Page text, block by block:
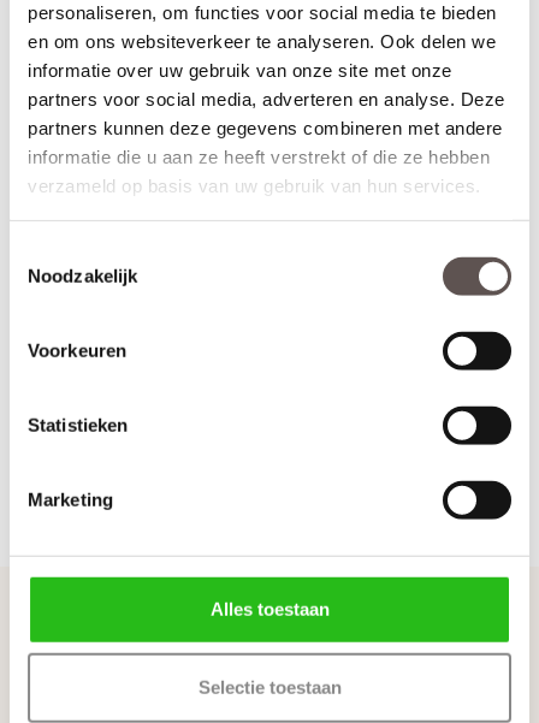
personaliseren, om functies voor social media te bieden
en om ons websiteverkeer te analyseren. Ook delen we
informatie over uw gebruik van onze site met onze
partners voor social media, adverteren en analyse. Deze
partners kunnen deze gegevens combineren met andere
informatie die u aan ze heeft verstrekt of die ze hebben
verzameld op basis van uw gebruik van hun services.
Noodzakelijk
Voorkeuren
Statistieken
Marketing
Alles toestaan
Selectie toestaan
Terug naar Kleur, Glas & Materiaal
Handig om te weten
Opdekdeuren opmeten
Stompe deur heeft geen draairichting